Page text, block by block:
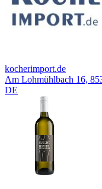
kocherimport.de
Am Lohmühlbach 16,
DE